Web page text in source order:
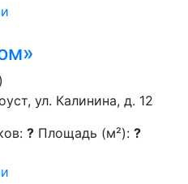
ул. Калинина, д. 12
? Площадь (м²): ?